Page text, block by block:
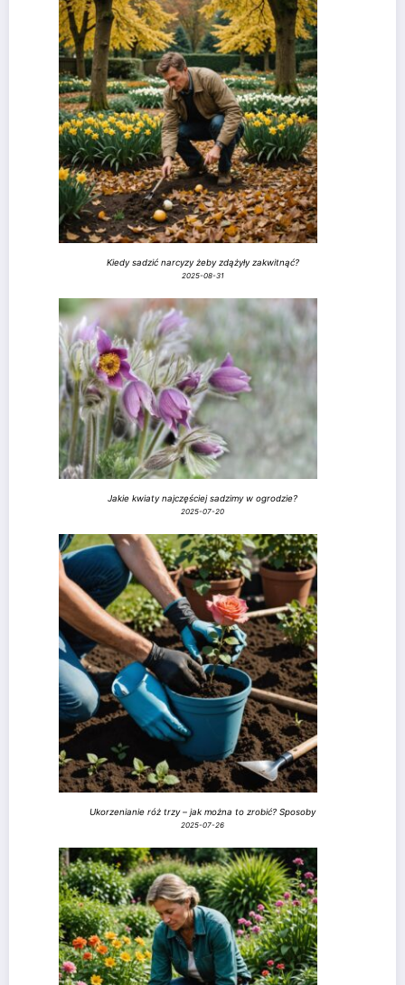
Kiedy sadzić narcyzy żeby zdążyły zakwitnąć?
2025-08-31
Jakie kwiaty najczęściej sadzimy w ogrodzie?
2025-07-20
Ukorzenianie róż trzy – jak można to zrobić? Sposoby
2025-07-26